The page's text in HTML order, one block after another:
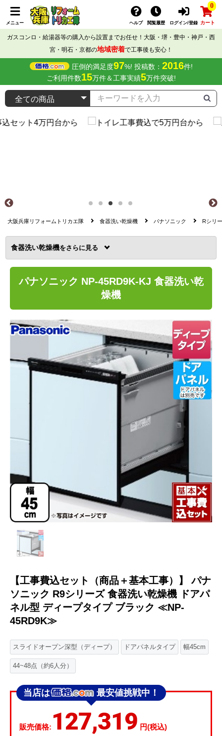
メニュー ヘルプ 閲覧履歴 ログイン/登録
0
カート
ガスコンロ・給湯器等の購入から設置までお任せ！大阪・堺・豊中・神戸・西
宮・明石・京都の地域密着で工事後も安心！
圧倒的満足度97%! 投稿数： 2016件!
ご利用件数15万件＆工事実績5万件突破!
大阪兵庫リフォームトリカエ隊 食器洗い乾燥機 パナソニック Rシリ
食器洗い乾燥機を
パナソニック NP-45RD9K-KJ 食器洗い乾
燥機
【工事費込セット（商品＋基本工事）】 パナ
ソニック R9シリーズ 食器洗い乾燥機 ドアパ
ネル型 ディープタイプ ブラック ≪NP-
45RD9K≫
スライドオープン深型（ディープ） ドアパネルタイプ 幅45cm
44~48点（約6人分）
当店は 最安値挑戦中！
販売価格: 127,319 円(税込)